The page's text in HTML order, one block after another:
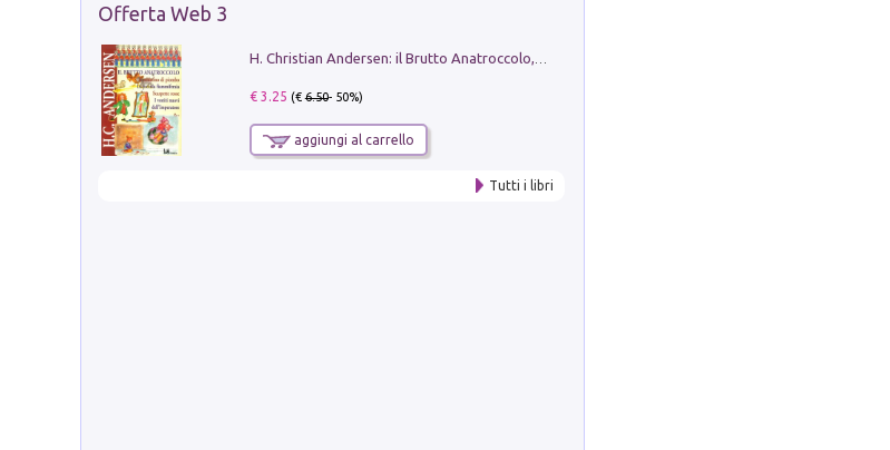
Offerta Web 3
€ 3.25 (€6.50- 50%)
aggiungi al carrello
Tutti i libri